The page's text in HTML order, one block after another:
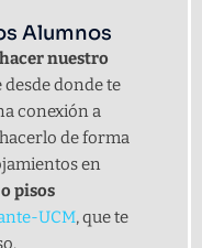
Alumnos
nuestro
donde te
conexión a
de forma
en
pisos
UCM, que te